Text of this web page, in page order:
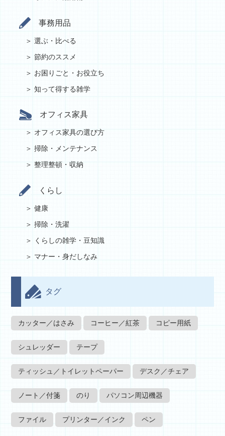
事務用品
選ぶ・比べる
節約のススメ
お困りごと・お役立ち
知って得する雑学
オフィス家具
オフィス家具の選び方
掃除・メンテナンス
整理整頓・収納
くらし
健康
掃除・洗濯
くらしの雑学・豆知識
マナー・身だしなみ
タグ
カッター／はさみ コーヒー／紅茶 コピー用紙
シュレッダー テープ
ティッシュ／トイレットペーパー デスク／チェア
ノート／付箋 のり パソコン周辺機器
ファイル プリンター／インク ペン